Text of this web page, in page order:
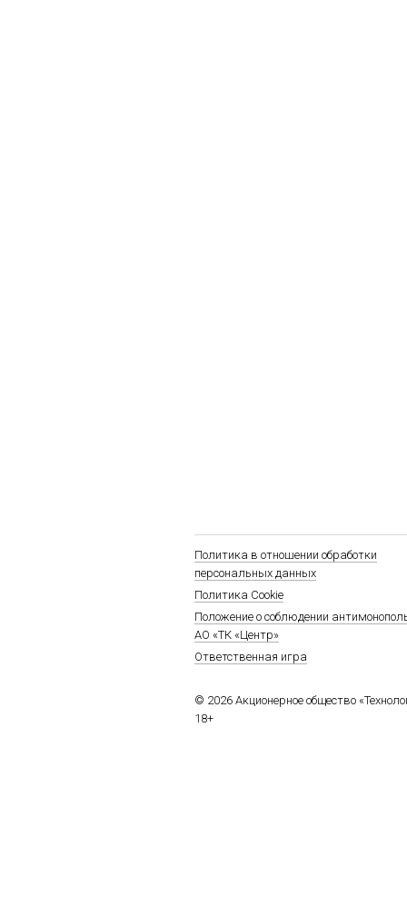
Политика в отношении обработки
персональных данных
Политика Cookie
Положение о соблюдении
АО «ТК «Центр»
Ответственная игра
© 2026 Акционерное общество
18+